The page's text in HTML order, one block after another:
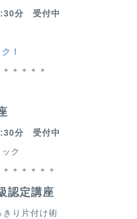
分 受付中
！
＊＊＊＊
分 受付中
ク
＊＊＊＊＊
認定講座
り片付け術